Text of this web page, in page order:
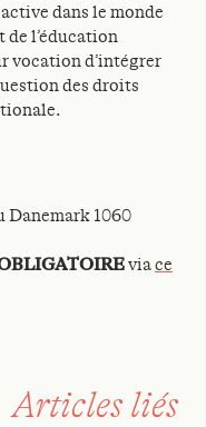
dans le monde
l’éducation
vocation d’intégrer
des droits
Danemark 1060
viace
Articles liés